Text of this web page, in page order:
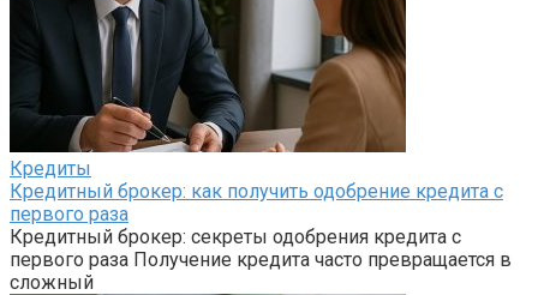
Кредиты
Кредитный брокер: как получить одобрение кредита с
первого раза
Кредитный брокер: секреты одобрения кредита с
первого раза Получение кредита часто превращается в
сложный